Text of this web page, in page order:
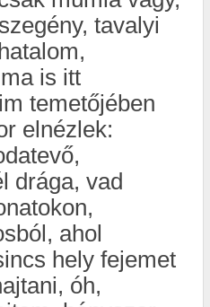
tavalyi
is itt
temetőjében
elnézlek:
drága, vad
ahol
hely fejemet
óh,